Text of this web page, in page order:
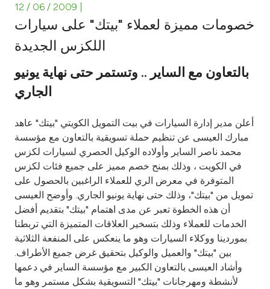
Investment
Tools & Services
After Sales Services
Contact us
Branch & ATM locator
Germany
Malaysia
12 / 06 / 2009
خصومات مميزة لعملاء "بيتك" على سيارات
اللكزس الجديدة
بالتعاون مع الساير .. وتستمر حتى نهاية يونيو
الجاري
أعلن مدير إدارة السيارات في بيت التمويل الكويتي "بيتك" عاهد
مبارك العيسى عن تنظيم حملة تسويقية بالتعاون مع مؤسسة
محمد ناصر الساير وأولاده الوكيل الحصري لسيارات لكزس
في الكويت ، وذلك بمنح خصم مميز على جميع فئات لكزس
المتوفرة في معرض الري للعملاء الراغبين بالحصول على
تمويل من "بيتك"، وذلك حتى نهاية يونيو الجاري. وأوضح العيسى
أن هذه الخطوة تعبر عن مدى اهتمام "بيتك" بتقديم أفضل
الخدمات للعملاء وذلك بتسخير العلاقات المتميزة التي تربطنا
بموردينا ووكلاء السيارات وهو ما ينعكس على المنفعة الثلاثية
بين "بيتك" والعميل والوكيل بتحقيق غرض جميع الأطراف.
وأشاد العيسى بالتعاون الكبير مع مؤسسة الساير في دعمها
لأنشطة ومهرجانات "بيتك" التسويقية بشكل مستمر وهو ما